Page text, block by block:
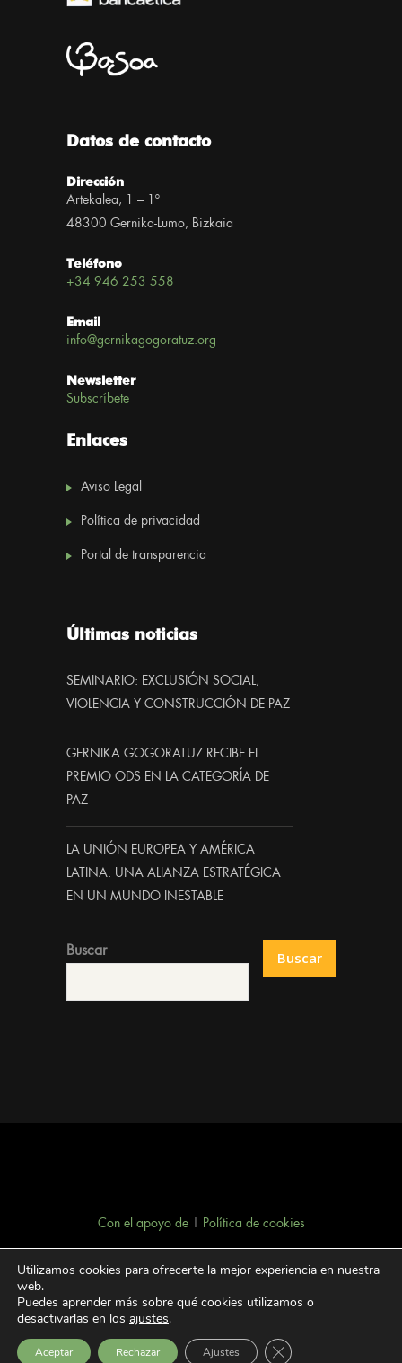
Datos de contacto
Dirección
Artekalea, 1 – 1º
48300 Gernika-Lumo, Bizkaia
Teléfono
+34 946 253 558
Email
info@gernikagogoratuz.org
Newsletter
Subscríbete
Enlaces
Aviso Legal
Política de privacidad
Portal de transparencia
Últimas noticias
SEMINARIO: EXCLUSIÓN SOCIAL,
VIOLENCIA Y CONSTRUCCIÓN DE PAZ
GERNIKA GOGORATUZ RECIBE EL
PREMIO ODS EN LA CATEGORÍA DE
PAZ
LA UNIÓN EUROPEA Y AMÉRICA
LATINA: UNA ALIANZA ESTRATÉGICA
EN UN MUNDO INESTABLE
Buscar Buscar
Con el apoyo de| Política de cookies
Utilizamos cookies para ofrecerte la mejor experiencia en nuestra
web.
Puedes aprender más sobre qué cookies utilizamos o
desactivarlas en los ajustes.
Aceptar Rechazar Ajustes Cerrar el banner de